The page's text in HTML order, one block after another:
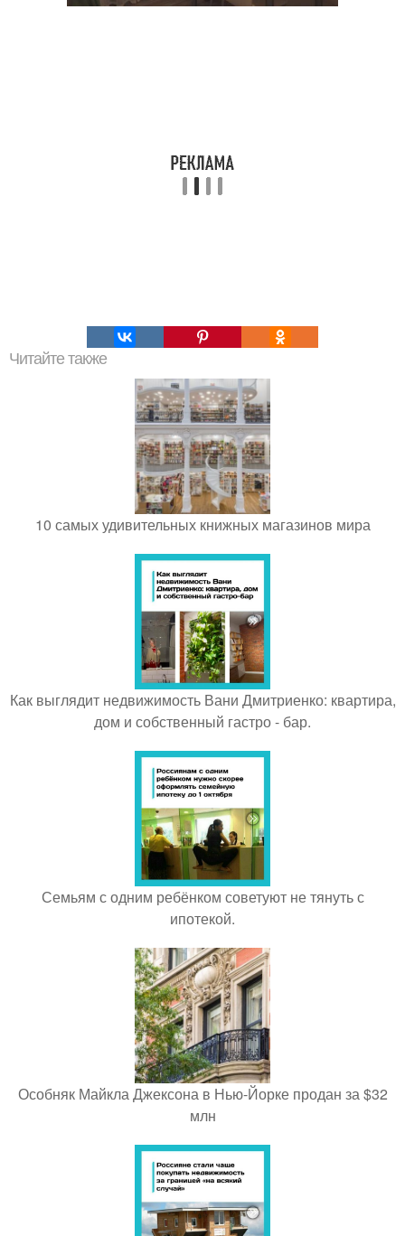
Читайте также
10 самых удивительных книжных магазинов мира
Как выглядит недвижимость Вани Дмитриенко: квартира,
дом и собственный гастро - бар.
Семьям с одним ребёнком советуют не тянуть с
ипотекой.
Особняк Майкла Джексона в Нью-Йорке продан за $32
млн